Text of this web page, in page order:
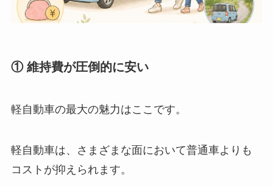
① 維持費が圧倒的に安い
軽自動車の最大の魅力はここです。
軽自動車は、さまざまな面において普通車よりも
コストが抑えられます。